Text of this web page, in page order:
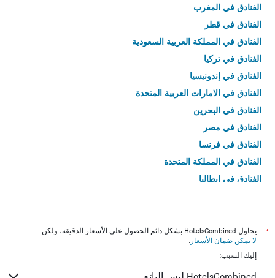
الفنادق في المغرب
الفنادق في قطر
الفنادق في المملكة العربية السعودية
الفنادق في تركيا
الفنادق في إندونيسيا
الفنادق في الامارات العربية المتحدة
الفنادق في البحرين
الفنادق في مصر
الفنادق في فرنسا
الفنادق في المملكة المتحدة
الفنادق في إيطاليا
*
يحاول HotelsCombined بشكل دائم الحصول على الأسعار الدقيقة، ولكن
لا يمكن ضمان الأسعار .
إليك السبب: